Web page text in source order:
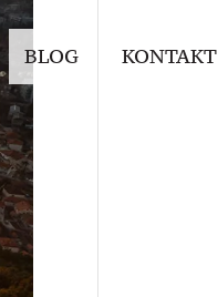
BLOG KONTAKT